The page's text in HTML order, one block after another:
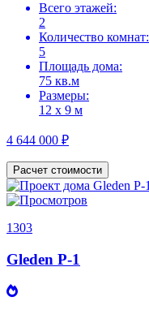
Всего этажей:
2
Количество комнат:
5
Площадь дома:
75 кв.м
Размеры:
12 х 9 м
4 644 000 ₽
Расчет стоимости
1303
Gleden P-1